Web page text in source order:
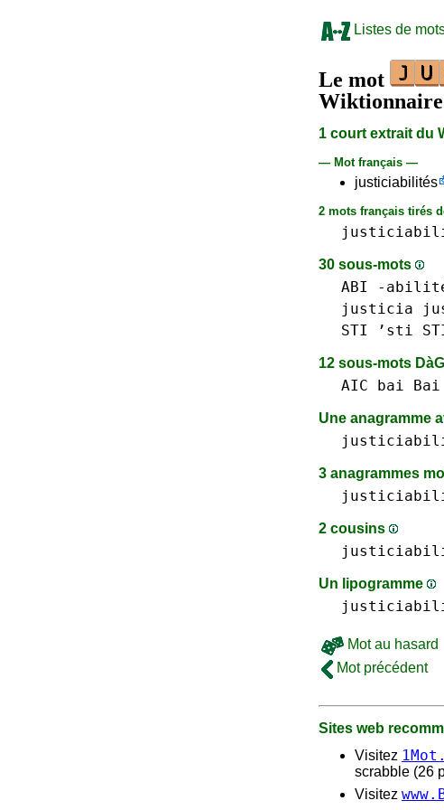
Listes de
Le mot
Wiktionnaire
1 court extrait du
— Mot français —
justiciabilités
2 mots français tirés
30 sous-mots
ABI -
justicia
STI ’sti
12 sous-mots DàG
AIC bai Bai
Une anagramme
3 anagrammes
2 cousins
Un lipogramme
Mot au hasard
Mot précédent
Sites web
Visitez
scrabble (26
Visitez